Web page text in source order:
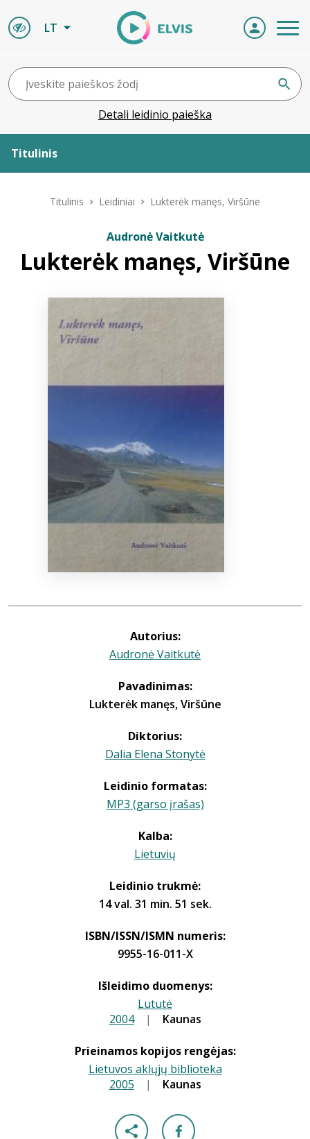
LT
Detali leidinio paieška
Titulinis
ELVIS atvyksta
Bibliotekoms
info@elvislab.lt
Titulinis Leidiniai Lukterėk manęs, Viršūne
Audronė Vaitkutė
Lukterėk manęs, Viršūne
Autorius:
Audronė Vaitkutė
Pavadinimas:
Lukterėk manęs, Viršūne
Diktorius:
Dalia Elena Stonytė
Leidinio formatas:
MP3 (garso įrašas)
Kalba:
Lietuvių
Leidinio trukmė:
14 val. 31 min. 51 sek.
ISBN/ISSN/ISMN numeris:
9955-16-011-X
Išleidimo duomenys:
Lututė
2004 | Kaunas
Prieinamos kopijos rengėjas:
Lietuvos aklųjų biblioteka
2005 | Kaunas